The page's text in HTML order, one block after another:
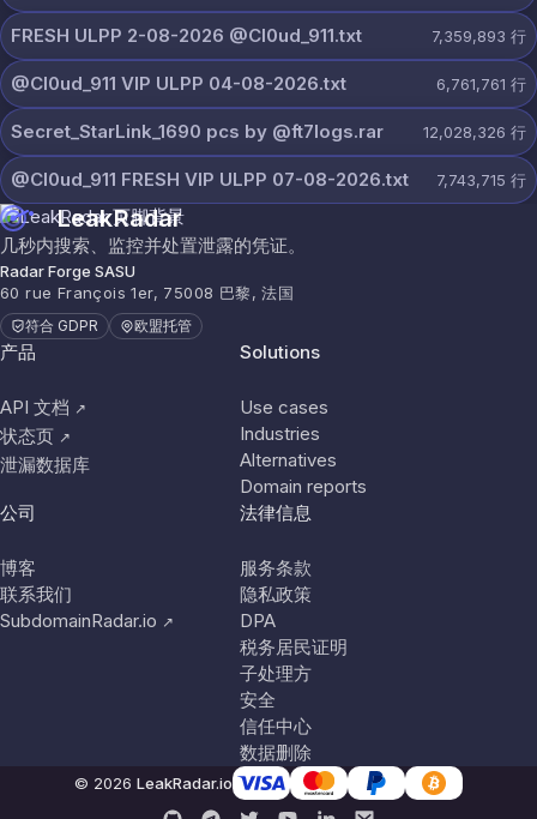
FRESH ULPP 2-08-2026 @Cl0ud_911.txt 7,359,893 行
@Cl0ud_911 VIP ULPP 04-08-2026.txt 6,761,761 行
Secret_StarLink_1690 pcs by @ft7logs.rar 12,028,326 行
@Cl0ud_911 FRESH VIP ULPP 07-08-2026.txt 7,743,715 行
LeakRadar
几秒内搜索、监控并处置泄露的凭证。
Radar Forge SASU
60 rue François 1er, 75008 巴黎, 法国
符合 GDPR 欧盟托管
产品
API 文档 ↗
状态页 ↗
泄漏数据库
Solutions
Use cases
Industries
Alternatives
Domain reports
公司
博客
联系我们
SubdomainRadar.io ↗
法律信息
服务条款
隐私政策
DPA
税务居民证明
子处理方
安全
信任中心
数据删除
© 2026 LeakRadar.io